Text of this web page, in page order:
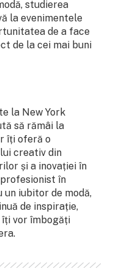
studierea
la evenimentele
de a face
de la cei mai buni
la New York
să rămâi la
îți oferă o
creativ din
și a inovației în
în
un iubitor de modă,
de inspirație,
vor îmbogăți